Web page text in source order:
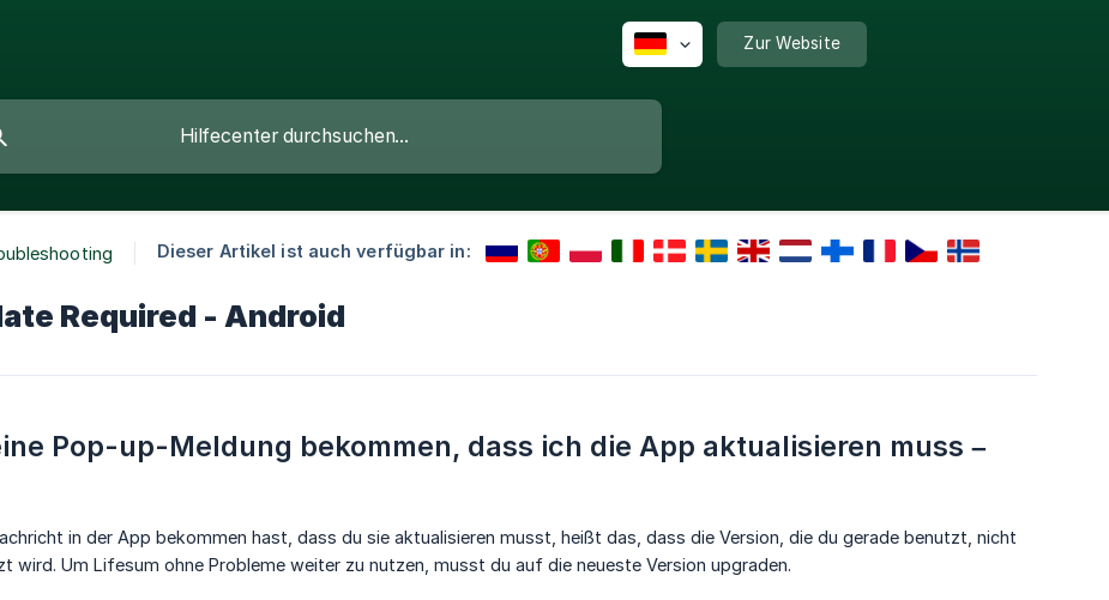
Zur Website
Dieser Artikel ist auch verfügbar in:
Required - Android
Pop-up-Meldung bekommen, dass ich die App aktualisieren muss –
in der App bekommen hast, dass du sie aktualisieren musst, heißt das, dass die Version, die du gerade benutzt, nicht
wird. Um Lifesum ohne Probleme weiter zu nutzen, musst du auf die neueste Version upgraden.